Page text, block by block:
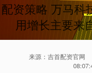
配资策略 万马科
用增长主要来
来源：吉首配资官网